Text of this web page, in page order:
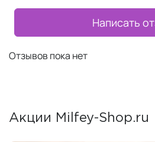
Написать
Отзывов пока нет
Акции Milfey-Shop.ru